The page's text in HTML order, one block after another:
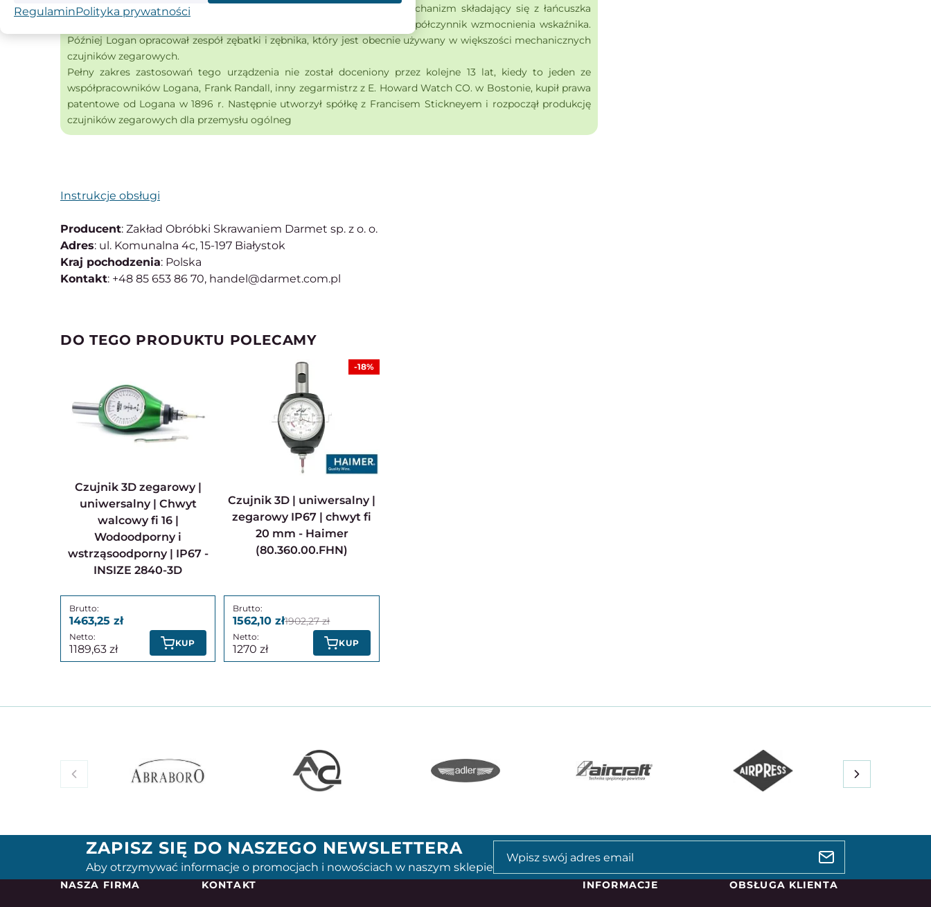
wskazówka (igła wskaźnika) była uruchamiana przez wewnętrzny mechanizm składający się z łańcuszka
zegarkowego wokół bębna (trzpienia). Średnica trzpienia określała współczynnik wzmocnienia wskaźnika.
Później Logan opracował zespół zębatki i zębnika, który jest obecnie używany w większości mechanicznych
czujników zegarowych.
Pełny zakres zastosowań tego urządzenia nie został doceniony przez kolejne 13 lat, kiedy to jeden ze
współpracowników Logana, Frank Randall, inny zegarmistrz z E. Howard Watch CO. w Bostonie, kupił prawa
patentowe od Logana w 1896 r. Następnie utworzył spółkę z Francisem Stickneyem i rozpoczął produkcję
czujników zegarowych dla przemysłu ogólneg
Instrukcje obsługi
Producent: Zakład Obróbki Skrawaniem Darmet sp. z o. o.
Adres: ul. Komunalna 4c, 15-197 Białystok
Kraj pochodzenia: Polska
Kontakt: +48 85 653 86 70, handel@darmet.com.pl
DO TEGO PRODUKTU POLECAMY
Czujnik 3D zegarowy |
uniwersalny | Chwyt
walcowy fi 16 |
Wodoodporny i
wstrząsoodporny | IP67 -
INSIZE 2840-3D
1463,25
1189,63 KUP
-18%
Czujnik 3D | uniwersalny |
zegarowy IP67 | chwyt fi
20 mm - Haimer
(80.360.00.FHN)
1562,10 1902,27
1270 KUP
ZAPISZ SIĘ DO NASZEGO NEWSLETTERA
Aby otrzymywać informacje o promocjach i nowościach w naszym sklepie
NASZA FIRMA KONTAKT INFORMACJE OBSŁUGA KLIENTA
RegulaminPolityka prywatności